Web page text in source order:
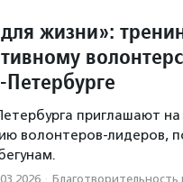
жизни»:
Петербурге
приглашают на
волонтеров-лидеров,
·